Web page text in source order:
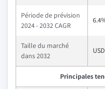
Période de prévision
2024 - 2032 CAGR
Taille du marché
dans 2032
Principales